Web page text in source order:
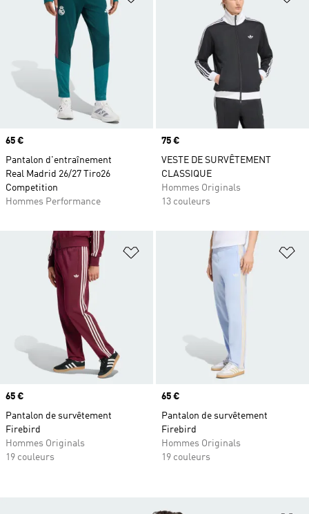
Prix
65 €
Pantalon d'entraînement
Real Madrid 26/27 Tiro26
Competition
Hommes Performance
Prix
75 €
VESTE DE SURVÊTEMENT
CLASSIQUE
Hommes Originals
13 couleurs
Ajouter à la Liste de produits
Prix
65 €
Pantalon de survêtement
Firebird
Hommes Originals
19 couleurs
Prix
65 €
Pantalon de survêtement
Firebird
Hommes Originals
19 couleurs